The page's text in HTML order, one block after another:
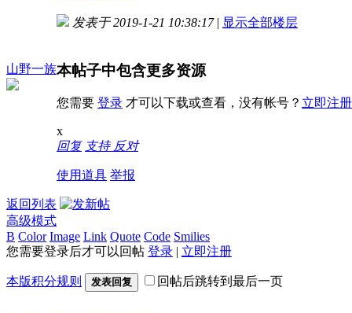
山野一族
发表于 2019-1-21 10:38:17 | 显示全部楼层
本帖子中包含更多资源
您需要 登录 才可以下载或查看，没有帐号？ 立即注册
x
回复 支持 反对
使用道具 举报
返回列表
高级模式
B Color Image Link Quote Code Smilies
您需要登录后才可以回帖 登录 | 立即注册
本版积分规则 发表回复 回帖后跳转到最后一页